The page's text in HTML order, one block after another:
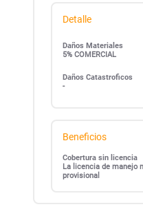
Detalle
Daños Materiales
5% COMERCIAL
Daños Catastroficos
-
Beneficios
Cobertura sin licencia
La licencia de manejo
provisional